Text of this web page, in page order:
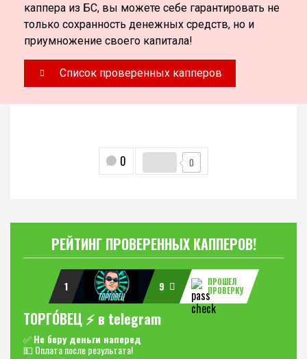
каппера из БС, вы можете себе гарантировать не
только сохранность денежных средств, но и
приумножение своего капитала!
Список проверенных капперов
0 0
РЕЙТИНГ ПРОВЕРЕННЫХ КАППЕРОВ!
1 9
ПРОШЕЛ
ПРОВЕРКУ
ТОРГО́ВЕЦ ⚡️ в telegram
✅Не беру деньги наперед
💵 Оплата после результата!